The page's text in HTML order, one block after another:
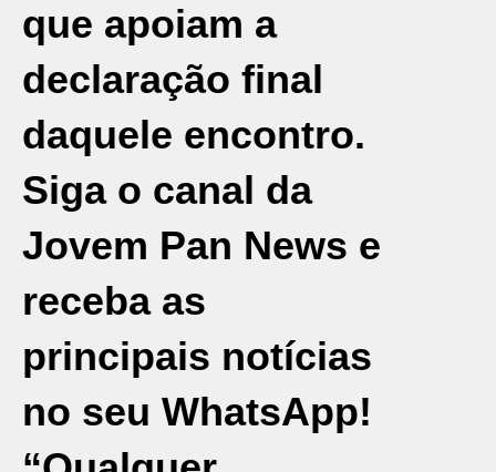
que apoiam a
declaração final
daquele encontro.
Siga o canal da
Jovem Pan News e
receba as
principais notícias
no seu WhatsApp!